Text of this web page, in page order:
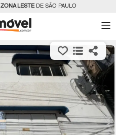
ZONA LESTEDE SÃO PAULO